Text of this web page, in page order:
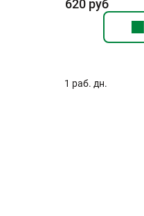
620 руб
1 раб. дн.